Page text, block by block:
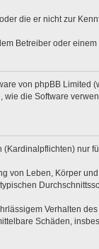
die er nicht zur
Betreiber oder
von phpBB
die Software
nur
von Leben, Körper
Verhalten
Schäden,